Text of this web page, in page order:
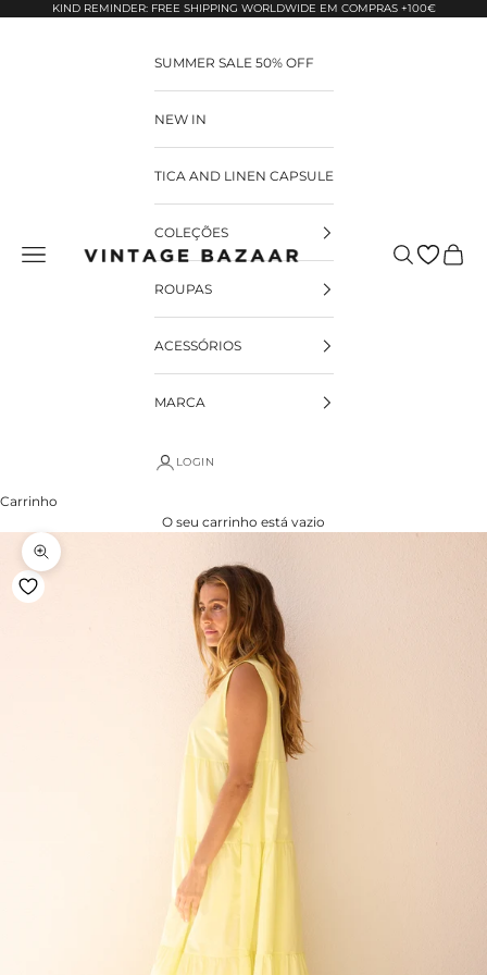
Pular para o conteúdo
KIND REMINDER: FREE SHIPPING WORLDWIDE EM COMPRAS +100€
Vintage Bazaar Pesquisar
SUMMER SALE 50% OFF
NEW IN
TICA AND LINEN CAPSULE
COLEÇÕES
ROUPAS
ACESSÓRIOS
MARCA
LOGIN
Carrinho
O seu carrinho está vazio
Zoom na imagem